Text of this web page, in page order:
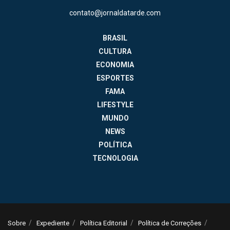
contato@jornaldatarde.com
BRASIL
CULTURA
ECONOMIA
ESPORTES
FAMA
LIFESTYLE
MUNDO
NEWS
POLÍTICA
TECNOLOGIA
Sobre Expediente Política Editorial Política de Correções